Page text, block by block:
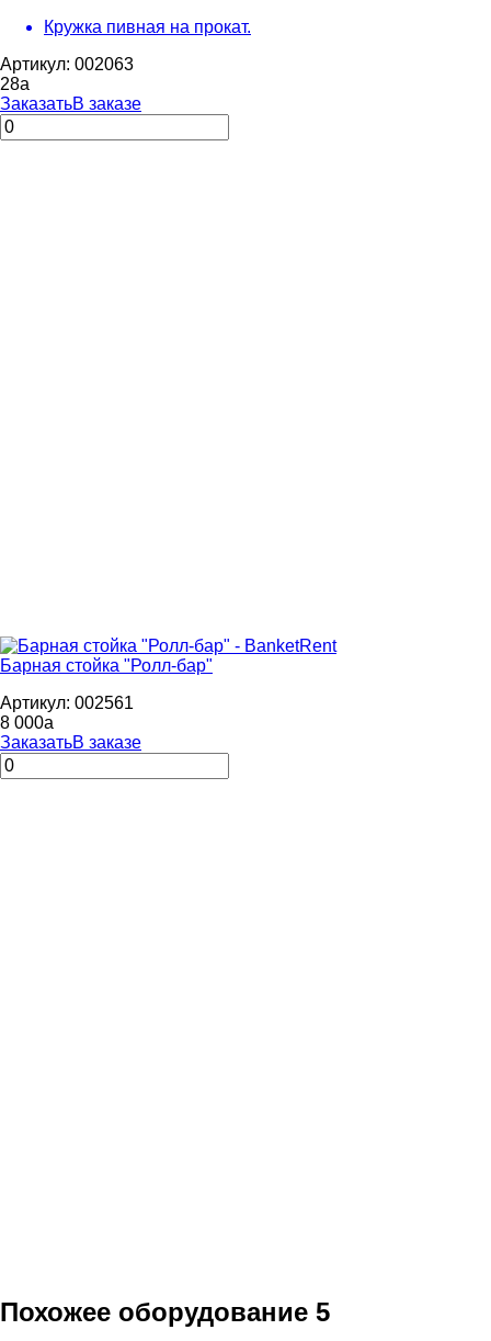
Кружка пивная на прокат.
Артикул: 002063
28a
ЗаказатьВ заказе
Барная стойка "Ролл-бар"
Артикул: 002561
8 000a
ЗаказатьВ заказе
Похожее оборудование 5